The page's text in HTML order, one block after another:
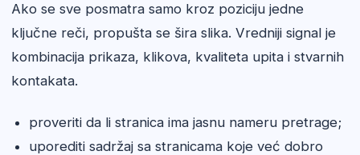
Ako se sve posmatra samo kroz poziciju jedne
ključne reči, propušta se šira slika. Vredniji signal je
kombinacija prikaza, klikova, kvaliteta upita i stvarnih
kontakata.
proveriti da li stranica ima jasnu nameru pretrage;
uporediti sadržaj sa stranicama koje već dobro